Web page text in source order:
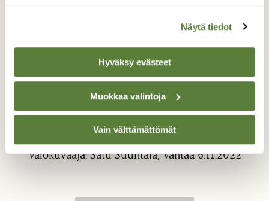
Näytä tiedot
Hyväksy evästeet
Muokkaa valintoja
Vain välttämättömät
Lukki
Lukki päivystämässä vakiopaikallaan.
Valokuvaaja: Satu Suuntala, Vantaa 6.11.2022